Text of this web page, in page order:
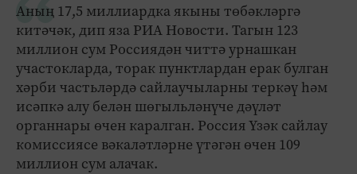
Аның 17,5 миллиардка якыны төбәкләргә
китәчәк, дип яза РИА Новости. Тагын 123
миллион сум Россиядән читтә урнашкан
участокларда, торак пунктлардан ерак булган
хәрби частьләрдә сайлаучыларны теркәү һәм
исәпкә алу белән шөгыльләнүче дәүләт
органнары өчен каралган. Россия Үзәк сайлау
комиссиясе вәкаләтләрне үтәгән өчен 109
миллион сум алачак.